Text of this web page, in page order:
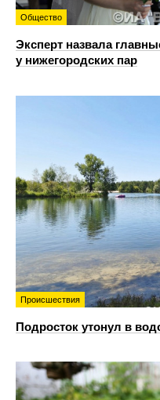
Общество
Эксперт назвала
у нижегородских пар
Происшествия
Подросток утонул в